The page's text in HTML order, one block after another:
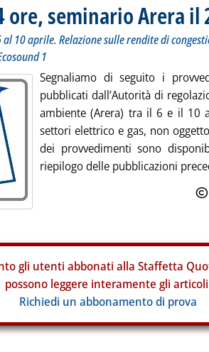
ore, seminario Arera il
10 aprile. Relazione sulle rendite di
1
Segnaliamo di seguito i
pubblicati dall’Autorità di
ambiente (Arera) tra il 6 e il 10
settori elettrico e gas, non
dei provvedimenti sono
riepilogo delle pubblicazioni
gli utenti abbonati alla Staffetta
possono leggere interamente gli
Richiedi un abbonamento di prova